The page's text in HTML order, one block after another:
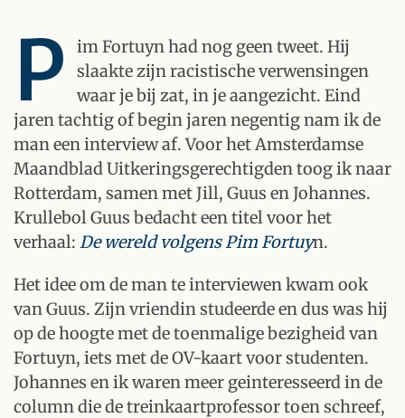
P
im Fortuyn had nog geen tweet. Hij
slaakte zijn racistische verwensingen
waar je bij zat, in je aangezicht. Eind
jaren tachtig of begin jaren negentig nam ik de
man een interview af. Voor het Amsterdamse
Maandblad Uitkeringsgerechtigden toog ik naar
Rotterdam, samen met Jill, Guus en Johannes.
Krullebol Guus bedacht een titel voor het
verhaal: De wereld volgens Pim Fortuyn.
Het idee om de man te interviewen kwam ook
van Guus. Zijn vriendin studeerde en dus was hij
op de hoogte met de toenmalige bezigheid van
Fortuyn, iets met de OV-kaart voor studenten.
Johannes en ik waren meer geinteresseerd in de
column die de treinkaartprofessor toen schreef,